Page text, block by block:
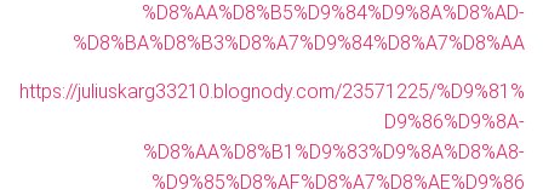
%D8%AA%D8%B5%D9%84%D9%8A%D8%AD-
%D8%BA%D8%B3%D8%A7%D9%84%D8%A7%D8%AA
https://juliuskarg33210.blognody.com/23571225/%D9%81%
D9%86%D9%8A-
%D8%AA%D8%B1%D9%83%D9%8A%D8%A8-
%D9%85%D8%AF%D8%A7%D8%AE%D9%86